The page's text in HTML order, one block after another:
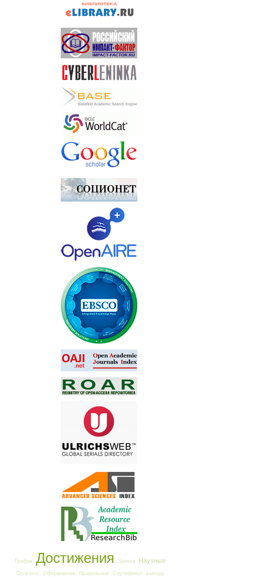
График Достижения Заявка Научные
Оргвзнос Оформление Правильное Сертификат выхода